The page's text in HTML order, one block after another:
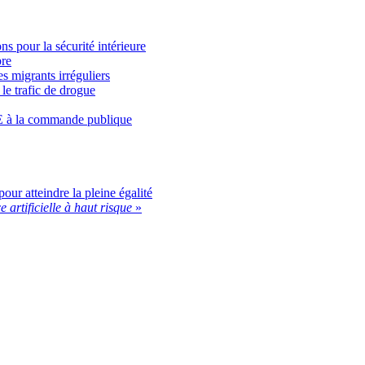
pour la sécurité intérieure
migrants irréguliers
trafic de drogue
à la commande publique
atteindre la pleine égalité
artificielle à haut risque »